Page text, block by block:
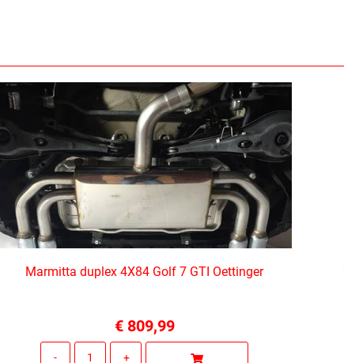
Marmitta duplex 4X84 Golf 7 GTI Oettinger
€ 809,99